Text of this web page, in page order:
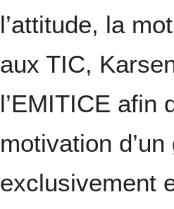
l’attitude, la
aux TIC,
l’EMITICE afin
motivation
exclusivement